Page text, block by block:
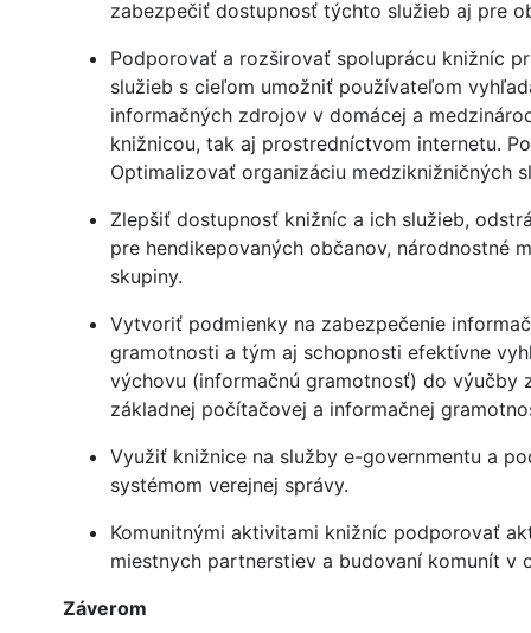
zabezpečiť dostupnosť týchto služieb aj pre
Podporovať a rozširovať spoluprácu knižníc
služieb s cieľom umožniť používateľom
informačných zdrojov v domácej a
knižnicou, tak aj prostredníctvom internetu.
Optimalizovať organizáciu medziknižničných
Zlepšiť dostupnosť knižníc a ich služieb,
pre hendikepovaných občanov, národnostné
skupiny.
Vytvoriť podmienky na zabezpečenie
gramotnosti a tým aj schopnosti efektívne
výchovu (informačnú gramotnosť) do výučby
základnej počítačovej a informačnej
Využiť knižnice na služby e-governmentu a
systémom verejnej správy.
Komunitnými aktivitami knižníc podporovať
miestnych partnerstiev a budovaní komunít v
Záverom